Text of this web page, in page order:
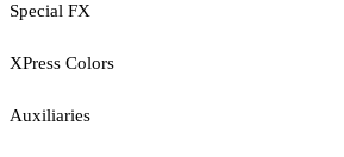
Special FX
XPress Colors
Auxiliaries